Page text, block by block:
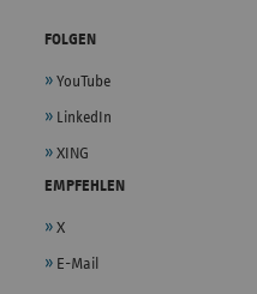
FOLGEN
YouTube
LinkedIn
XING
EMPFEHLEN
X
E-Mail